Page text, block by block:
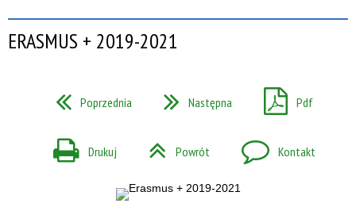
ERASMUS + 2019-2021
Poprzednia Następna Pdf
Drukuj Powrót Kontakt